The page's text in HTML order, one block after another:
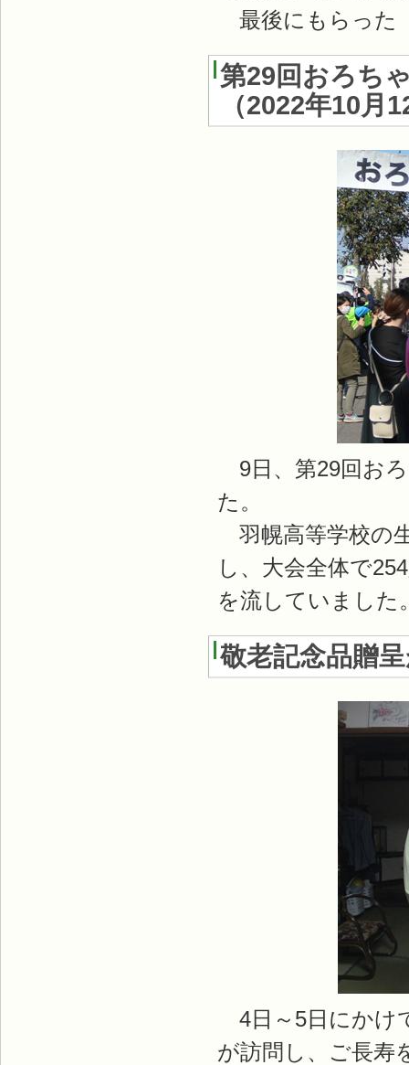
最後にもらった
第29回おろち
（2022年10月
9日、第29回お
た。
羽幌高等学校の
し、大会全体で
を流していました
敬老記念品贈
4日～5日にかけ
が訪問し、ご長寿